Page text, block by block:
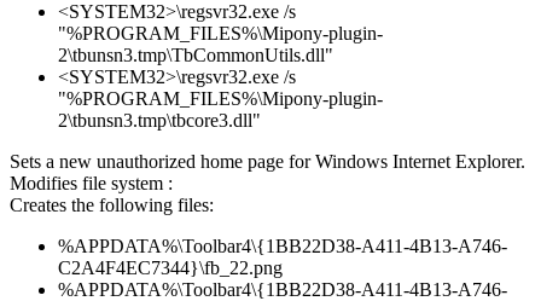
<SYSTEM32>\regsvr32.exe /s
"%PROGRAM_FILES%\Mipony-plugin-
2\tbunsn3.tmp\TbCommonUtils.dll"
<SYSTEM32>\regsvr32.exe /s
"%PROGRAM_FILES%\Mipony-plugin-
2\tbunsn3.tmp\tbcore3.dll"
Sets a new unauthorized home page for Windows Internet Explorer.
Modifies file system :
Creates the following files:
%APPDATA%\Toolbar4\{1BB22D38-A411-4B13-A746-
C2A4F4EC7344}\fb_22.png
%APPDATA%\Toolbar4\{1BB22D38-A411-4B13-A746-